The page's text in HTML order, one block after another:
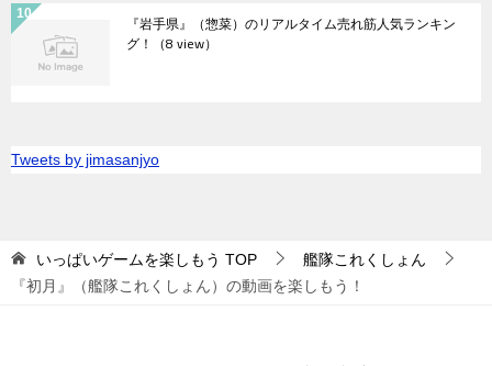
『岩手県』（惣菜）のリアルタイム売れ筋人気ランキン
グ！ （8 view）
Tweets by jimasanjyo
いっぱいゲームを楽しもう TOP
艦隊これくしょん
『初月』（艦隊これくしょん）の動画を楽しもう！